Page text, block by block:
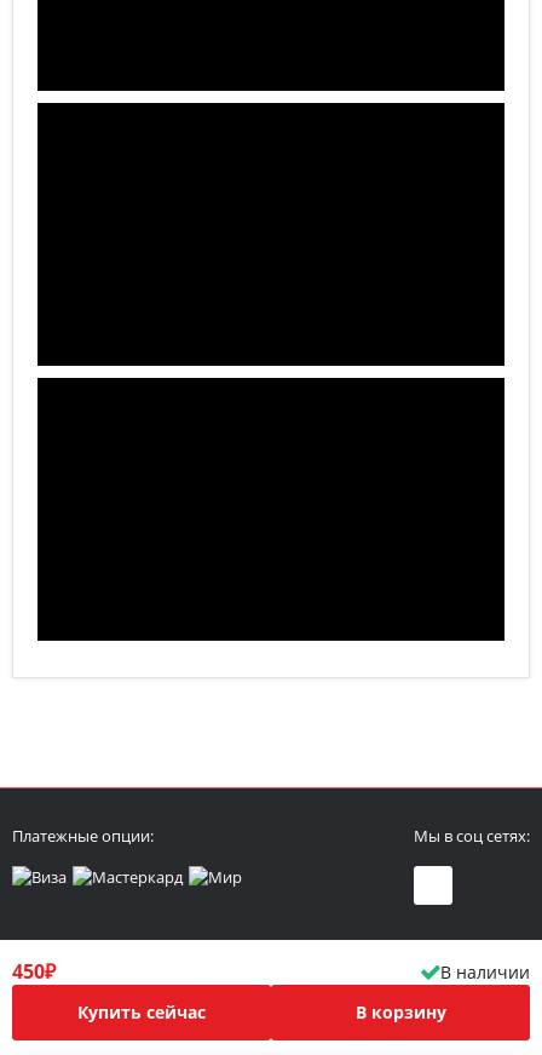
450₽
В наличии
Купить сейчас
В корзину
Платежные опции: Мы в соц сетях:
Политика конфиденциальности
Публичная оферта
Соглашение о конфиденциальности